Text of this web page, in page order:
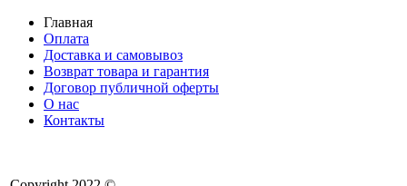
Главная
Оплата
Доставка и самовывоз
Возврат товара и гарантия
Договор публичной оферты
О нас
Контакты